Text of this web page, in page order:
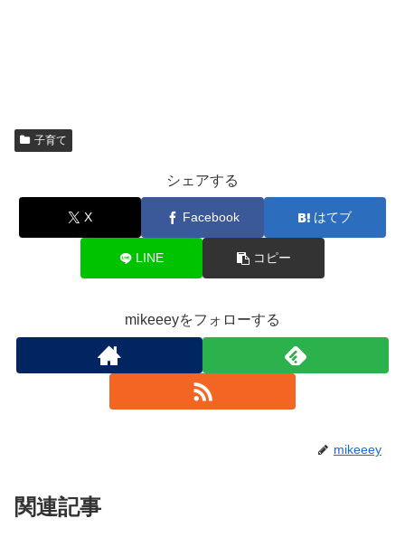
子育て
シェアする
X Facebook はてブ
LINE コピー
mikeeeyをフォローする
mikeeey
関連記事